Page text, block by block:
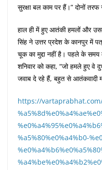
सुरक्षा बल काम पर हैं।” दोनों तरफ
हाल ही में हुए आतंकी हमलों और
सिंह ने उत्तर प्रदेश के कानपुर में
चूक का मुद्दा नहीं है। पहले के
शनिवार को कहा, “जो हमले हुए वे
जवाब दे रहे हैं, बहुत से आतंकवादी
https://vartaprabhat.com/
%a5%80%e0%a4%b0-